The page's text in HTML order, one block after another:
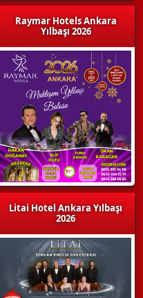
Raymar Hotels Ankara
Yılbaşı 2026
Litai Hotel Ankara Yılbaşı
2026